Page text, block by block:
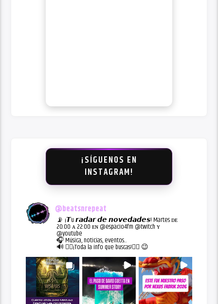
¡SÍGUENOS EN
INSTAGRAM!
@beatsnrepeat
📡 ¡𝙏u 𝙧𝙖𝙙𝙖𝙧 𝙙𝙚 𝙣𝙤𝙫𝙚𝙙𝙖𝙙𝙚𝙨! Martes ᴅᴇ
20:00 ᴀ 22:00 ᴇɴ @espacio4fm @twitch ʏ
@youtube
🎧 Música, noticias, eventos...
🔊 👇🏻¡Toda la info que buscas!👇🏻 😉